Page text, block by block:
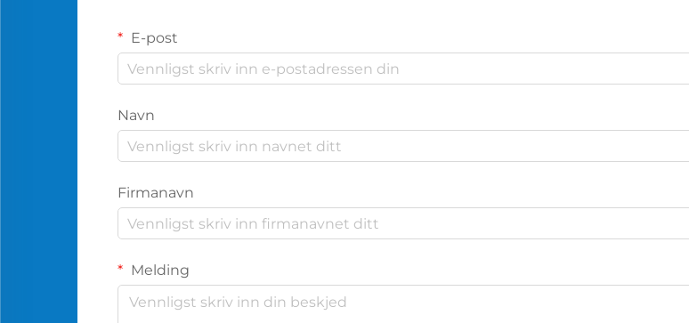
E-post
Navn
Firmanavn
Melding